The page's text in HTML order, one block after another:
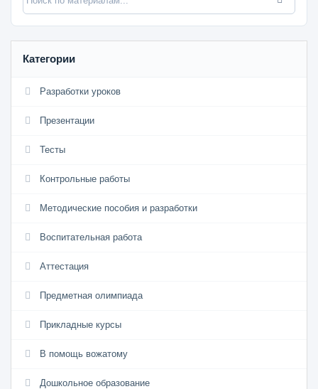
Категории
Разработки уроков
Презентации
Тесты
Контрольные работы
Методические пособия и разработки
Воспитательная работа
Аттестация
Предметная олимпиада
Прикладные курсы
В помощь вожатому
Дошкольное образование